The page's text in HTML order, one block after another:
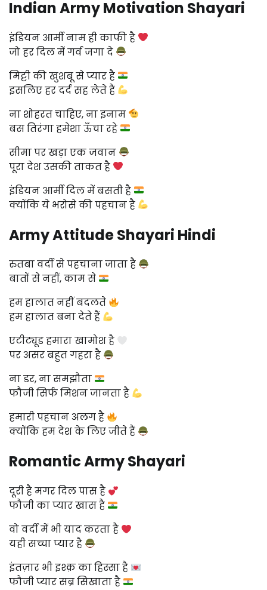
Indian Army Motivation Shayari
इंडियन आर्मी नाम ही काफी है
जो हर दिल में गर्व जगा दे
मिट्टी की खुशबू से प्यार है
इसलिए हर दर्द सह लेते हैं
ना शोहरत चाहिए, ना इनाम
बस तिरंगा हमेशा ऊँचा रहे
सीमा पर खड़ा एक जवान
पूरा देश उसकी ताकत है
इंडियन आर्मी दिल में बसती है
क्योंकि ये भरोसे की पहचान है
Army Attitude Shayari Hindi
रुतबा वर्दी से पहचाना जाता है
बातों से नहीं, काम से
हम हालात नहीं बदलते
हम हालात बना देते हैं
एटीट्यूड हमारा खामोश है
पर असर बहुत गहरा है
ना डर, ना समझौता
फौजी सिर्फ मिशन जानता है
हमारी पहचान अलग है
क्योंकि हम देश के लिए जीते हैं
Romantic Army Shayari
दूरी है मगर दिल पास है
फौजी का प्यार खास है
वो वर्दी में भी याद करता है
यही सच्चा प्यार है
इंतज़ार भी इश्क़ का हिस्सा है
फौजी प्यार सब्र सिखाता है